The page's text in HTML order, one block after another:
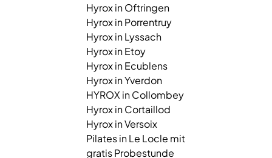
Hyrox in Oftringen
Hyrox in Porrentruy
Hyrox in Lyssach
Hyrox in Etoy
Hyrox in Ecublens
Hyrox in Yverdon
HYROX in Collombey
Hyrox in Cortaillod
Hyrox in Versoix
Pilates in Le Locle mit
gratis Probestunde